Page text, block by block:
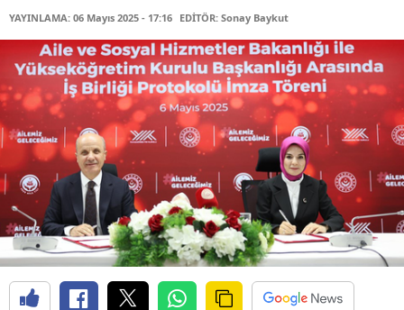
YAYINLAMA: 06 Mayıs 2025 - 17:16 EDİTÖR: Sonay Baykut